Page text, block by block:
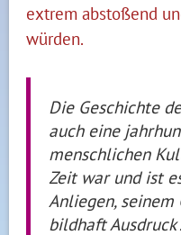
extrem abstoßend
würden.
Die Geschichte
auch eine
menschlichen
Zeit war und ist
Anliegen, seinem
bildhaft